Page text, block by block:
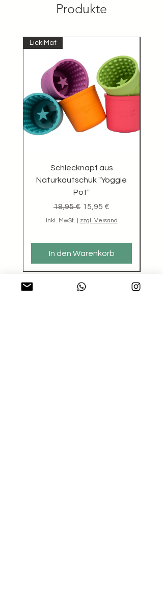
Produkte
LickiMat
Schlecknapf aus
Naturkautschuk "Yoggie
Pot"
Standardpreis
18,95 € Sale-Preis
15,95 €
inkl. MwSt. zzgl. Versand
In den Warenkorb